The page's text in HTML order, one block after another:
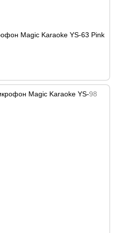
Magic Karaoke YS-63 Pink